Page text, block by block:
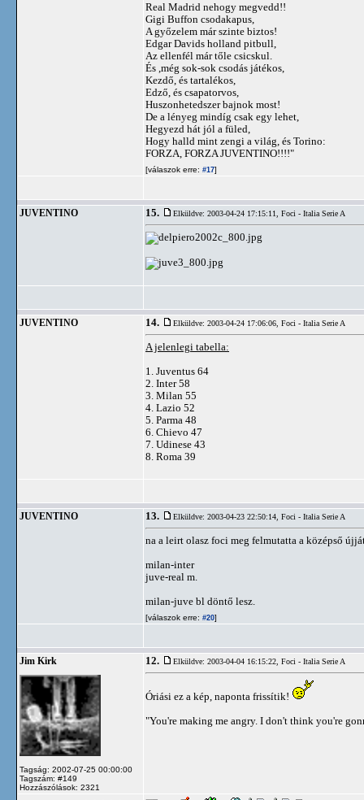
Real Madrid nehogy megvedd!!
Gigi Buffon csodakapus,
A győzelem már szinte biztos!
Edgar Davids holland pitbull,
Az ellenfél már tőle csicskul.
És ,még sok-sok csodás játékos,
Kezdő, és tartalékos,
Edző, és csapatorvos,
Huszonhetedszer bajnok most!
De a lényeg mindíg csak egy lehet,
Hegyezd hát jól a füled,
Hogy halld mint zengi a világ, és Torino:
FORZA, FORZA JUVENTINO!!!!"
[válaszok erre: #17]
JUVENTINO 15. Elküldve: 2003-04-24 17:15:11, Foci - Italia Serie A
JUVENTINO 14. Elküldve: 2003-04-24 17:06:06, Foci - Italia Serie A
A jelenlegi tabella:
1. Juventus 64
2. Inter 58
3. Milan 55
4. Lazio 52
5. Parma 48
6. Chievo 47
7. Udinese 43
8. Roma 39
JUVENTINO 13. Elküldve: 2003-04-23 22:50:14, Foci - Italia Serie A
na a leirt olasz foci meg felmutatta a középső
milan-inter
juve-real m.
milan-juve bl döntő lesz.
[válaszok erre: #20]
Jim Kirk
Tagság: 2002-07-25 00:00:00
Tagszám: #149
Hozzászólások: 2321
12. Elküldve: 2003-04-04 16:15:22, Foci - Italia Serie A
Óriási ez a kép, naponta frissítik!
"You're making me angry. I don't think you're